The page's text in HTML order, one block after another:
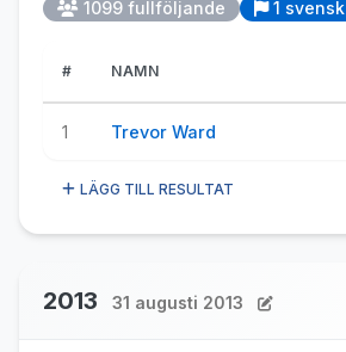
1099 fullföljande 1 svensk
# NAMN
1 Trevor Ward
LÄGG TILL RESULTAT
2013 31 augusti 2013